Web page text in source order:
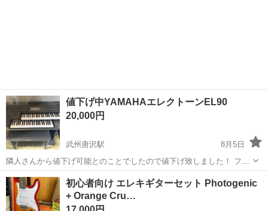
値下げ中YAMAHAエレクトーンEL90
20,000円
武州唐沢駅
8月5日
隣人さんから値下げ可能とのことでしたので値下げ致しました！ フロ
ッピー💾も読み込み聴率済だそうです。 隣人さんの代行で出品致しま
す 自身エレクトーンのことはよくわかりませんが購入同時120万した
とのことです。 断捨離のため...
埼玉 入間郡 武州唐沢駅 鍵盤楽器、ピアノ
初心者向け エレキギターセット Photogenic
+ Orange Cru…